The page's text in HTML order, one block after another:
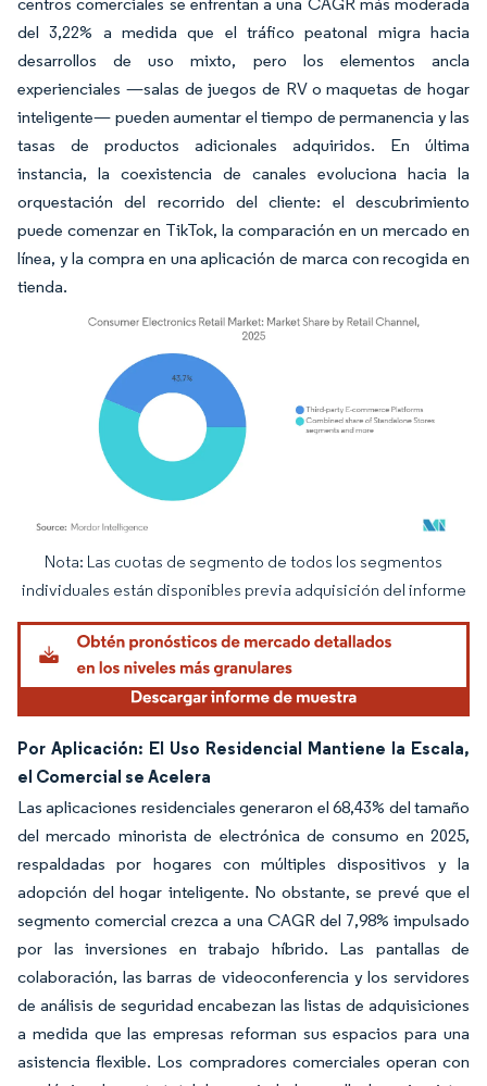
del 3,22% a medida que el tráfico peatonal migra hacia
desarrollos de uso mixto, pero los elementos ancla
experienciales —salas de juegos de RV o maquetas de hogar
inteligente— pueden aumentar el tiempo de permanencia y las
tasas de productos adicionales adquiridos. En última
instancia, la coexistencia de canales evoluciona hacia la
orquestación del recorrido del cliente: el descubrimiento
puede comenzar en TikTok, la comparación en un mercado en
línea, y la compra en una aplicación de marca con recogida en
tienda.
Imagen © Mordor Intelligence. El uso requiere atribución según CC BY 4.0.
Nota: Las cuotas de segmento de todos los segmentos
individuales están disponibles previa adquisición del informe
Por Aplicación: El Uso Residencial Mantiene la Escala,
el Comercial se Acelera
Las aplicaciones residenciales generaron el 68,43% del tamaño
del mercado minorista de electrónica de consumo en 2025,
respaldadas por hogares con múltiples dispositivos y la
adopción del hogar inteligente. No obstante, se prevé que el
segmento comercial crezca a una CAGR del 7,98% impulsado
por las inversiones en trabajo híbrido. Las pantallas de
colaboración, las barras de videoconferencia y los servidores
de análisis de seguridad encabezan las listas de adquisiciones
a medida que las empresas reforman sus espacios para una
asistencia flexible. Los compradores comerciales operan con